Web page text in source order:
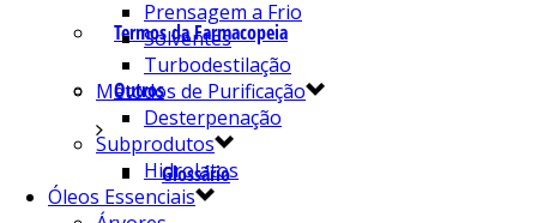
Termos da Farmacopeia
Outros
Glossário
Prensagem a Frio
Solventes
Turbodestilação
Métodos de Purificação
Desterpenação
Subprodutos
Hidrolatos
Óleos Essenciais